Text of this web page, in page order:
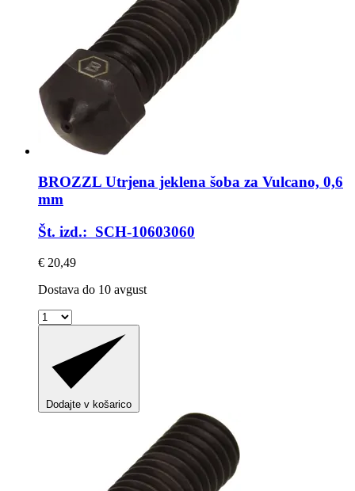
BROZZL Utrjena jeklena šoba za Vulcano, 0,6
mm
Št. izd.: SCH-10603060
€ 20,49
Dostava do 10 avgust
Dodajte v košarico